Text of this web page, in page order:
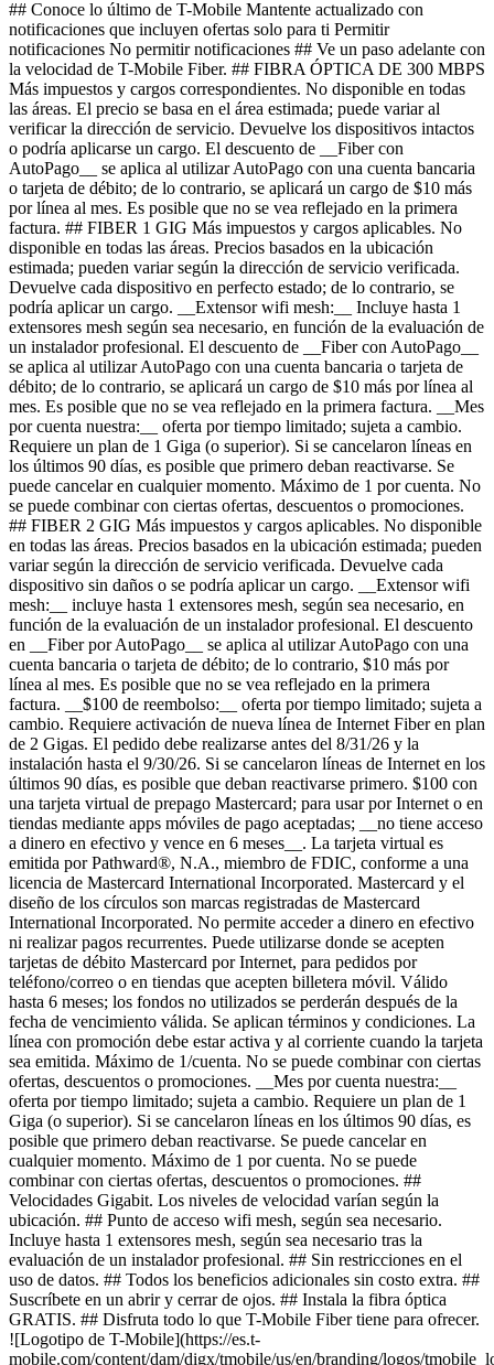
## Conoce lo último de T-Mobile Mantente actualizado con
notificaciones que incluyen ofertas solo para ti Permitir
notificaciones No permitir notificaciones ## Ve un paso adelante con
la velocidad de T-Mobile Fiber. ## FIBRA ÓPTICA DE 300 MBPS
Más impuestos y cargos correspondientes. No disponible en todas
las áreas. El precio se basa en el área estimada; puede variar al
verificar la dirección de servicio. Devuelve los dispositivos intactos
o podría aplicarse un cargo. El descuento de __Fiber con
AutoPago__ se aplica al utilizar AutoPago con una cuenta bancaria
o tarjeta de débito; de lo contrario, se aplicará un cargo de $10 más
por línea al mes. Es posible que no se vea reflejado en la primera
factura. ## FIBER 1 GIG Más impuestos y cargos aplicables. No
disponible en todas las áreas. Precios basados ​​en la ubicación
estimada; pueden variar según la dirección de servicio verificada.
Devuelve cada dispositivo en perfecto estado; de lo contrario, se
podría aplicar un cargo. __Extensor wifi mesh:__ Incluye hasta 1
extensores mesh según sea necesario, en función de la evaluación de
un instalador profesional. El descuento de __Fiber con AutoPago__
se aplica al utilizar AutoPago con una cuenta bancaria o tarjeta de
débito; de lo contrario, se aplicará un cargo de $10 más por línea al
mes. Es posible que no se vea reflejado en la primera factura. __Mes
por cuenta nuestra:__ oferta por tiempo limitado; sujeta a cambio.
Requiere un plan de 1 Giga (o superior). Si se cancelaron líneas en
los últimos 90 días, es posible que primero deban reactivarse. Se
puede cancelar en cualquier momento. Máximo de 1 por cuenta. No
se puede combinar con ciertas ofertas, descuentos o promociones.
## FIBER 2 GIG Más impuestos y cargos aplicables. No disponible
en todas las áreas. Precios basados ​​en la ubicación estimada; pueden
variar según la dirección de servicio verificada. Devuelve cada
dispositivo sin daños o se podría aplicar un cargo. __Extensor wifi
mesh:__ incluye hasta 1 extensores mesh, según sea necesario, en
función de la evaluación de un instalador profesional. El descuento
en __Fiber por AutoPago__ se aplica al utilizar AutoPago con una
cuenta bancaria o tarjeta de débito; de lo contrario, $10 más por
línea al mes. Es posible que no se vea reflejado en la primera
factura. __$100 de reembolso:__ oferta por tiempo limitado; sujeta a
cambio. Requiere activación de nueva línea de Internet Fiber en plan
de 2 Gigas. El pedido debe realizarse antes del 8/31/26 y la
instalación hasta el 9/30/26. Si se cancelaron líneas de Internet en los
últimos 90 días, es posible que deban reactivarse primero. $100 con
una tarjeta virtual de prepago Mastercard; para usar por Internet o en
tiendas mediante apps móviles de pago aceptadas; __no tiene acceso
a dinero en efectivo y vence en 6 meses__. La tarjeta virtual es
emitida por Pathward®, N.A., miembro de FDIC, conforme a una
licencia de Mastercard International Incorporated. Mastercard y el
diseño de los círculos son marcas registradas de Mastercard
International Incorporated. No permite acceder a dinero en efectivo
ni realizar pagos recurrentes. Puede utilizarse donde se acepten
tarjetas de débito Mastercard por Internet, para pedidos por
teléfono/correo o en tiendas que acepten billetera móvil. Válido
hasta 6 meses; los fondos no utilizados se perderán después de la
fecha de vencimiento válida. Se aplican términos y condiciones. La
línea con promoción debe estar activa y al corriente cuando la tarjeta
sea emitida. Máximo de 1/cuenta. No se puede combinar con ciertas
ofertas, descuentos o promociones. __Mes por cuenta nuestra:__
oferta por tiempo limitado; sujeta a cambio. Requiere un plan de 1
Giga (o superior). Si se cancelaron líneas en los últimos 90 días, es
posible que primero deban reactivarse. Se puede cancelar en
cualquier momento. Máximo de 1 por cuenta. No se puede
combinar con ciertas ofertas, descuentos o promociones. ##
Velocidades Gigabit. Los niveles de velocidad varían según la
ubicación. ## Punto de acceso wifi mesh, según sea necesario.
Incluye hasta 1 extensores mesh, según sea necesario tras la
evaluación de un instalador profesional. ## Sin restricciones en el
uso de datos. ## Todos los beneficios adicionales sin costo extra. ##
Suscríbete en un abrir y cerrar de ojos. ## Instala la fibra óptica
GRATIS. ## Disfruta todo lo que T-Mobile Fiber tiene para ofrecer.
![Logotipo de T-Mobile](https://es.t-
mobile.com/content/dam/digx/tmobile/us/en/branding/logos/